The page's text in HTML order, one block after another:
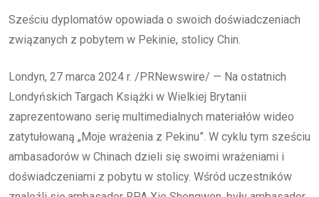
Sześciu dyplomatów opowiada o swoich doświadczeniach
związanych z pobytem w Pekinie, stolicy Chin.
Londyn, 27 marca 2024 r. /PRNewswire/ — Na ostatnich
Londyńskich Targach Książki w Wielkiej Brytanii
zaprezentowano serię multimedialnych materiałów wideo
zatytułowaną „Moje wrażenia z Pekinu”. W cyklu tym sześciu
ambasadorów w Chinach dzieli się swoimi wrażeniami i
doświadczeniami z pobytu w stolicy. Wśród uczestników